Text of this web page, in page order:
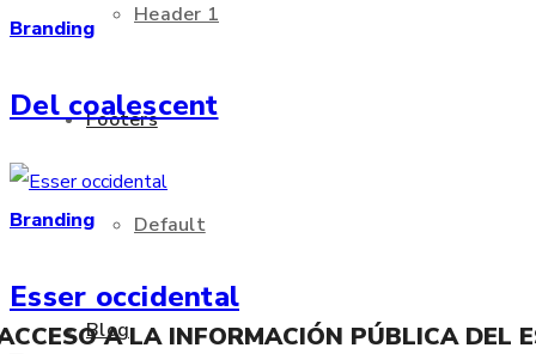
Header 1
Footers
Default
BlogA LA INFORMACIÓN PÚBLICA DEL
Branding
Del coalescent
Branding
Esser occidental